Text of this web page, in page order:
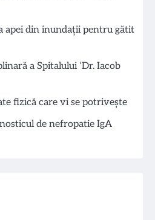
apei din inundații pentru gătit
a Spitalului ‘Dr. Iacob
fizică care vi se potrivește
de nefropatie IgA